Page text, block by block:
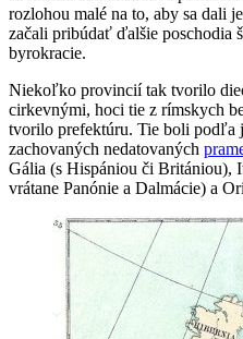
rozlohou malé na to, aby sa dali
začali pribúdať ďalšie poschodia
byrokracie.
Niekoľko provincií tak tvorilo
cirkevnými, hoci tie z rímskych
tvorilo prefektúru. Tie boli podľa
zachovaných nedatovaných
Gália (s Hispániou či
vrátane Panónie a Dalmácie) a